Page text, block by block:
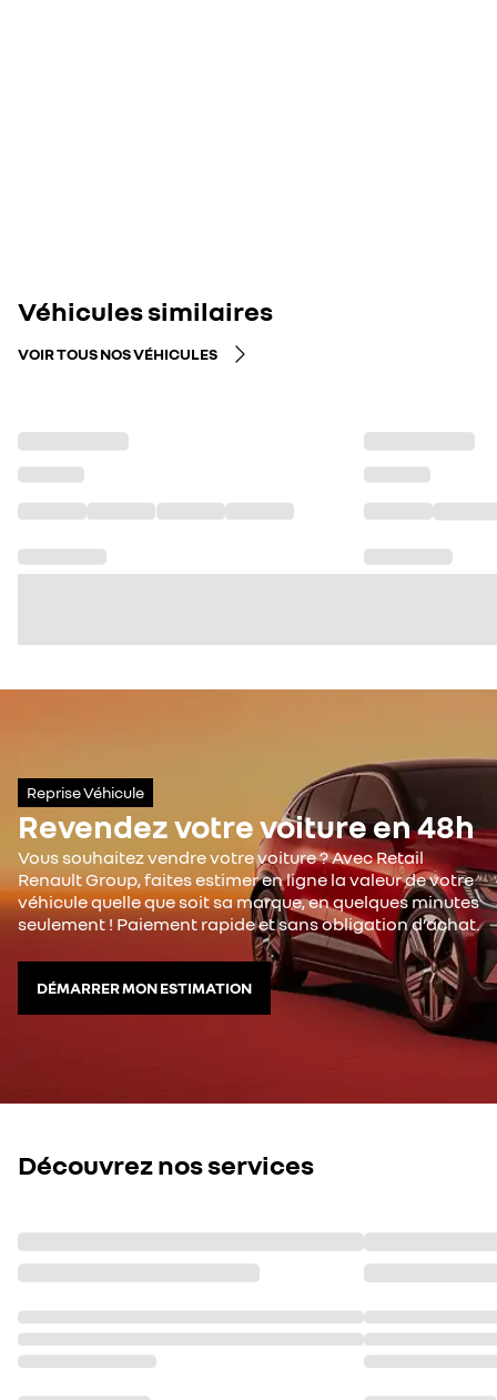
Véhicules similaires
VOIR TOUS NOS VÉHICULES
Reprise Véhicule
Revendez votre voiture en 48h
Vous souhaitez vendre votre voiture ? Avec Retail
Renault Group, faites estimer en ligne la valeur de votre
véhicule quelle que soit sa marque, en quelques minutes
seulement ! Paiement rapide et sans obligation d’achat.
DÉMARRER MON ESTIMATION
Découvrez nos services